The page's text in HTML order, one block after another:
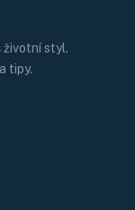
životní styl.
tipy.